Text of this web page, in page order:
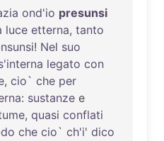
ond'io presunsi
luce etterna, tanto
! Nel suo
legato con
, cio` che per
: sustanze e
, quasi conflati
che cio` ch'i' dico